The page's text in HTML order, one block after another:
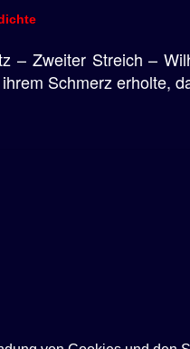
– Zweiter Streich –
Schmerz erholte,